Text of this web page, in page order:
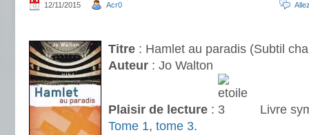
12/11/2015 Acr0
Titre : Hamlet au paradis (Subtil
Auteur : Jo Walton
Plaisir de lecture :
Livre
Tome 1, tome 3.